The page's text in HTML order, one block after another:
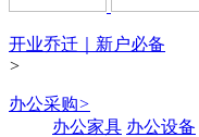
开业乔迁｜新户必备
>
办公采购>
办公家具 办公设备